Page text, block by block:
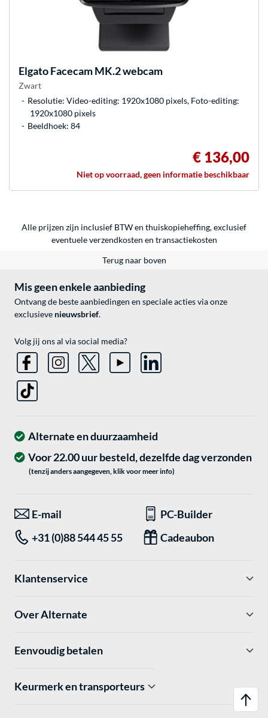
ElgatoFacecam MK.2 webcam
Zwart
Resolutie: Video-editing: 1920x1080 pixels, Foto-editing:
1920x1080 pixels
Beeldhoek: 84
€ 136,00
Niet op voorraad, geen informatie beschikbaar
Alle prijzen zijn inclusief BTW en thuiskopieheffing, exclusief
eventueleverzendkosten en transactiekosten
Terug naar boven
Mis geen enkele aanbieding
Ontvang de beste aanbiedingen en speciale acties via onze
exclusieve nieuwsbrief.
Volg jij ons al via social media?
Alternate en duurzaamheid
Voor 22.00 uur besteld, dezelfde dag verzonden
(tenzij anders aangegeven, klik voor meer info)
E-mail
PC-Builder
+31 (0)88 544 45 55
Cadeaubon
Klantenservice
Over Alternate
Eenvoudig betalen
Keurmerk en transporteurs